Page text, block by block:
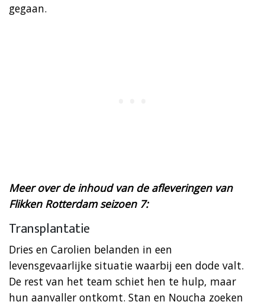
gegaan.
Meer over de inhoud van de afleveringen van
Flikken Rotterdam seizoen 7:
Transplantatie
Dries en Carolien belanden in een
levensgevaarlijke situatie waarbij een dode valt.
De rest van het team schiet hen te hulp, maar
hun aanvaller ontkomt. Stan en Noucha zoeken